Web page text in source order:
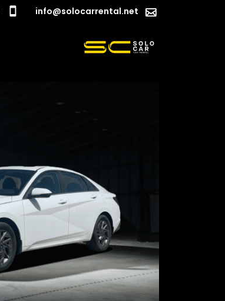
info@solocarrental.net